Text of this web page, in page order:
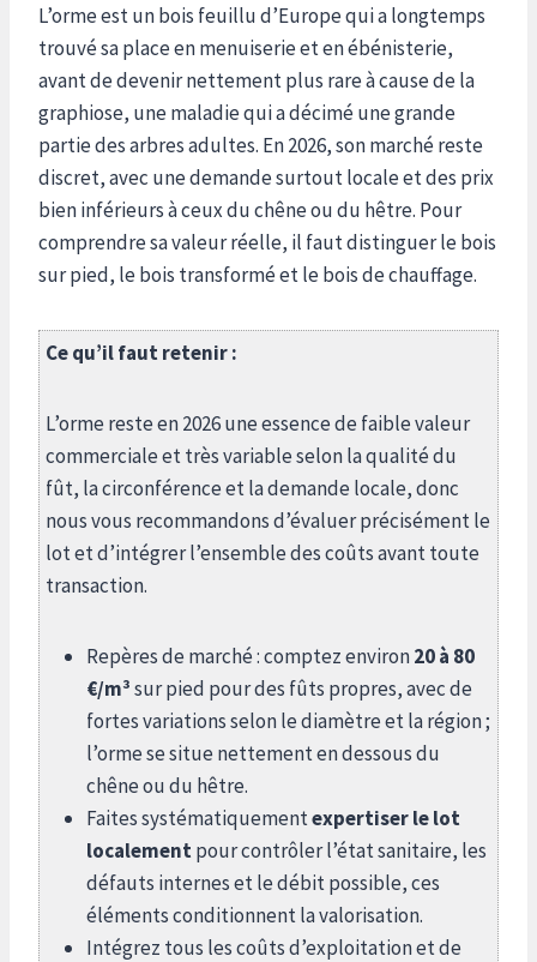
L’orme est un bois feuillu d’Europe qui a longtemps
trouvé sa place en menuiserie et en ébénisterie,
avant de devenir nettement plus rare à cause de la
graphiose, une maladie qui a décimé une grande
partie des arbres adultes. En 2026, son marché reste
discret, avec une demande surtout locale et des prix
bien inférieurs à ceux du chêne ou du hêtre. Pour
comprendre sa valeur réelle, il faut distinguer le bois
sur pied, le bois transformé et le bois de chauffage.
Ce qu’il faut retenir :
L’orme reste en 2026 une essence de faible valeur
commerciale et très variable selon la qualité du
fût, la circonférence et la demande locale, donc
nous vous recommandons d’évaluer précisément le
lot et d’intégrer l’ensemble des coûts avant toute
transaction.
Repères de marché : comptez environ20 à 80
€/m³sur pied pour des fûts propres, avec de
fortes variations selon le diamètre et la région ;
l’orme se situe nettement en dessous du
chêne ou du hêtre.
Faites systématiquementexpertiser le lot
localementpour contrôler l’état sanitaire, les
défauts internes et le débit possible, ces
éléments conditionnent la valorisation.
Intégrez tous les coûts d’exploitation et de